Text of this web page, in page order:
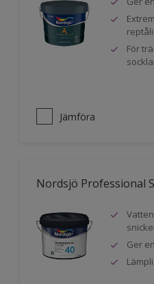
För
Jämföra
Nordsjö Professional
Ger